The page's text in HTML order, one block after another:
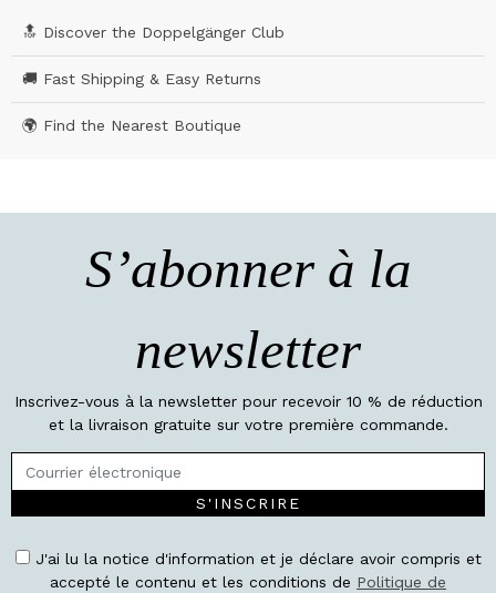
🔝 Discover the Doppelgänger Club
🚚 Fast Shipping & Easy Returns
🌍 Find the Nearest Boutique
S’abonner à la
newsletter
Inscrivez-vous à la newsletter pour recevoir 10 % de réduction
et la livraison gratuite sur votre première commande.
S'INSCRIRE
J'ai lu la notice d'information et je déclare avoir compris et
accepté le contenu et les conditions de Politique de